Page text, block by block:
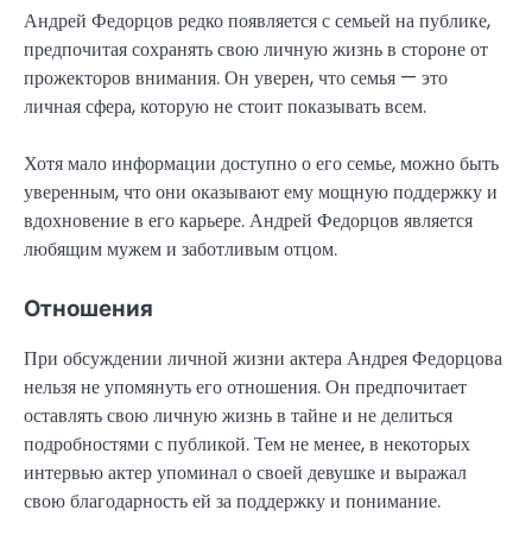
Андрей Федорцов редко появляется с семьей на публике,
предпочитая сохранять свою личную жизнь в стороне от
прожекторов внимания. Он уверен, что семья — это
личная сфера, которую не стоит показывать всем.
Хотя мало информации доступно о его семье, можно быть
уверенным, что они оказывают ему мощную поддержку и
вдохновение в его карьере. Андрей Федорцов является
любящим мужем и заботливым отцом.
Отношения
При обсуждении личной жизни актера Андрея Федорцова
нельзя не упомянуть его отношения. Он предпочитает
оставлять свою личную жизнь в тайне и не делиться
подробностями с публикой. Тем не менее, в некоторых
интервью актер упоминал о своей девушке и выражал
свою благодарность ей за поддержку и понимание.